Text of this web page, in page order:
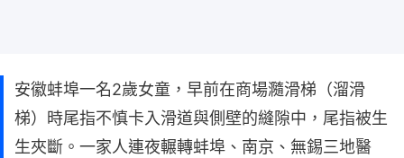
安徽蚌埠一名2歲女童，早前在商場瀡滑梯（溜滑
梯）時尾指不慎卡入滑道與側壁的縫隙中，尾指被生
生夾斷。一家人連夜輾轉蚌埠、南京、無錫三地醫